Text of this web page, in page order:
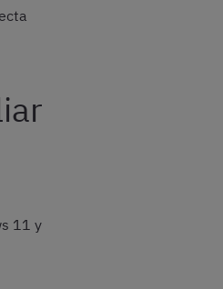
11 y